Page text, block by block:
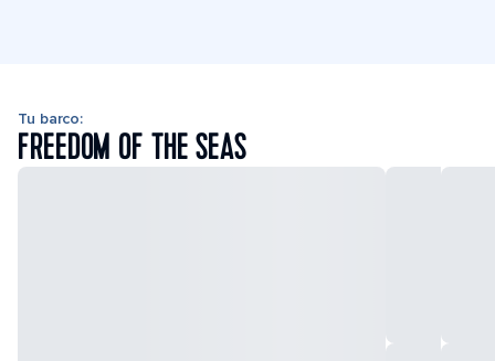
Tu barco:
FREEDOM OF THE SEAS